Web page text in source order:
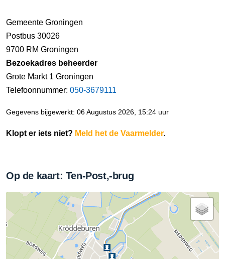
Gemeente Groningen
Postbus 30026
9700 RM Groningen
Bezoekadres beheerder
Grote Markt 1 Groningen
Telefoonnummer: 050-3679111
Gegevens bijgewerkt: 06 Augustus 2026, 15:24 uur
Klopt er iets niet? Meld het de Vaarmelder.
Op de kaart: Ten-Post,-brug